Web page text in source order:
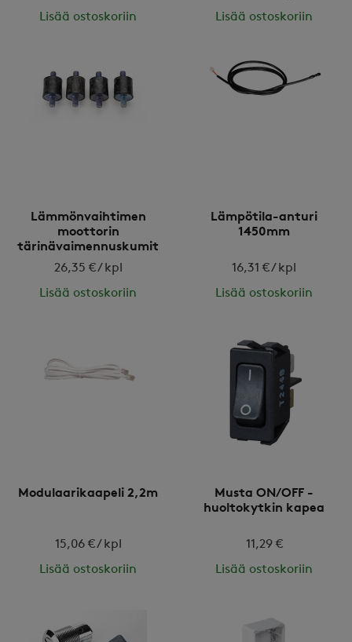
Lisää ostoskoriin
Lisää ostoskoriin
Lämmönvaihtimen
moottorin
tärinävaimennuskumit
(4kpl)
26,35 € / kpl
Lisää ostoskoriin
Lämpötila-anturi
1450mm
16,31 € / kpl
Lisää ostoskoriin
Modulaarikaapeli 2,2m
15,06 € / kpl
Lisää ostoskoriin
Musta ON/OFF -
huoltokytkin kapea
11,29 €
Lisää ostoskoriin